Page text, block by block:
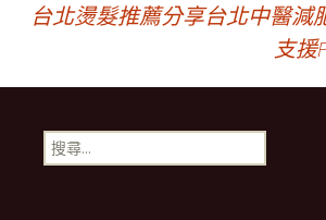
章
導
航
台北燙髮推薦分享台北中醫減
支援
搜
尋